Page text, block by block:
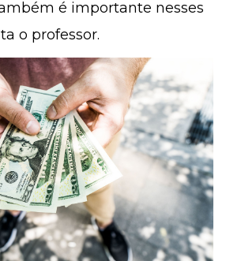
é importante nesses
o professor.